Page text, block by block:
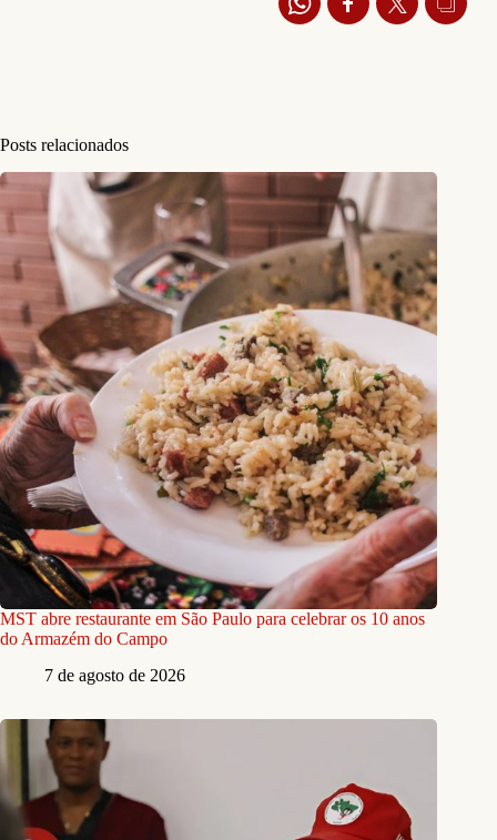
Posts relacionados
MST abre restaurante em São Paulo para celebrar os 10 anos
do Armazém do Campo
7 de agosto de 2026